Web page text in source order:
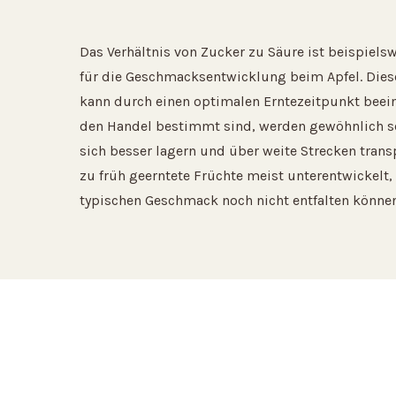
Das Verhältnis von Zucker zu Säure ist
für die Geschmacksentwicklung beim Apfel.
kann durch einen optimalen Erntezeitpunkt
den Handel bestimmt sind, werden gewöhnlich
sich besser lagern und über weite Strecken
zu früh geerntete Früchte meist
typischen Geschmack noch nicht entfalten